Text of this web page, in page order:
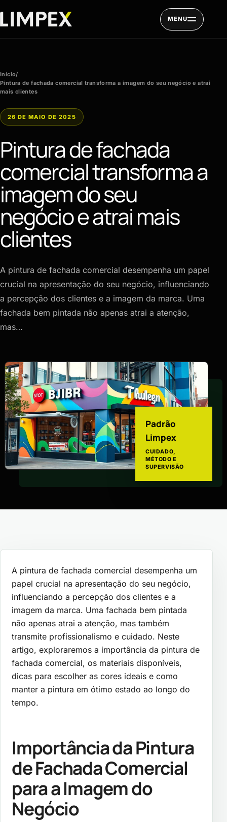
MENU
Início/
Pintura de fachada comercial transforma a imagem do seu negócio e atrai
mais clientes
26 DE MAIO DE 2025
Pintura de fachada
comercial transforma a
imagem do seu
negócio e atrai mais
clientes
A pintura de fachada comercial desempenha um papel
crucial na apresentação do seu negócio, influenciando
a percepção dos clientes e a imagem da marca. Uma
fachada bem pintada não apenas atrai a atenção,
mas…
Padrão
Limpex
CUIDADO,
MÉTODO E
SUPERVISÃO
A pintura de fachada comercial desempenha um
papel crucial na apresentação do seu negócio,
influenciando a percepção dos clientes e a
imagem da marca. Uma fachada bem pintada
não apenas atrai a atenção, mas também
transmite profissionalismo e cuidado. Neste
artigo, exploraremos a importância da pintura de
fachada comercial, os materiais disponíveis,
dicas para escolher as cores ideais e como
manter a pintura em ótimo estado ao longo do
tempo.
Importância da Pintura
de Fachada Comercial
para a Imagem do
Negócio